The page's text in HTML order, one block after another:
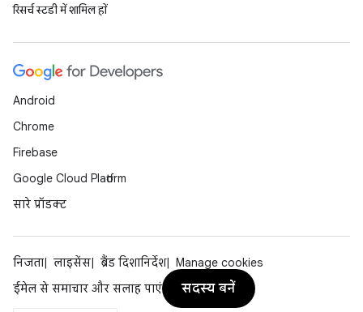
रिसर्च स्टडी में शामिल हों
Android
Chrome
Firebase
Google Cloud Platform
सारे प्रॉडक्ट
निजता लाइसेंस ब्रैंड दिशानिर्देश
Manage cookies
ईमेल से समाचार और सलाह पाएं
सदस्य बनें